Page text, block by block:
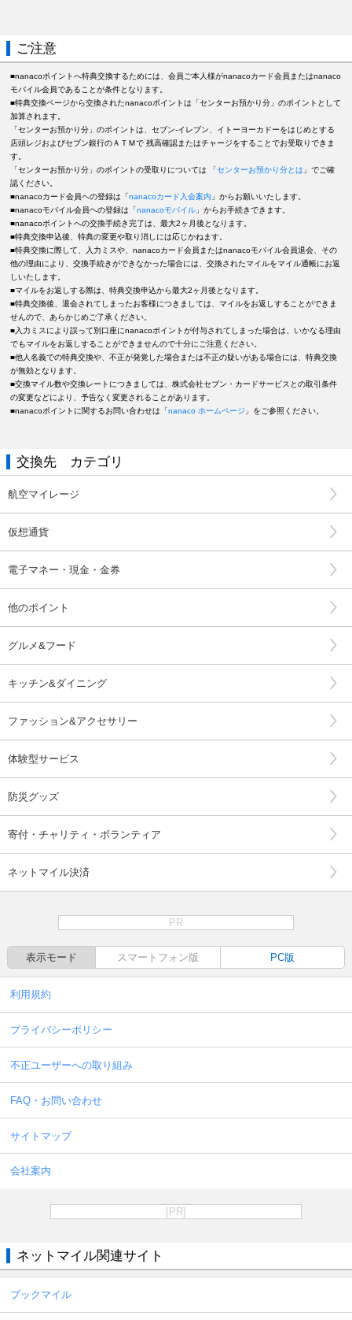
ご注意
■nanacoポイントへ特典交換するためには、会員ご本人様がnanacoカード会員またはnanaco
モバイル会員であることが条件となります。
■特典交換ページから交換されたnanacoポイントは「センターお預かり分」のポイントとして
加算されます。
「センターお預かり分」のポイントは、セブン-イレブン、イトーヨーカドーをはじめとする
店頭レジおよびセブン銀行のＡＴＭで 残高確認またはチャージをすることでお受取りできま
す。
「センターお預かり分」のポイントの受取りについては 「センターお預かり分とは 」でご確
認ください。
■nanacoカード会員ヘの登録は「nanacoカード入会案内 」からお願いいたします。
■nanacoモバイル会員ヘの登録は「nanacoモバイル 」からお手続きできます。
■nanacoポイントへの交換手続き完了は、最大2ヶ月後となります。
■特典交換申込後、特典の変更や取り消しには応じかねます。
■特典交換に際して、入力ミスや、nanacoカード会員またはnanacoモバイル会員退会、その
他の理由により、交換手続きができなかった場合には、交換されたマイルをマイル通帳にお返
しいたします。
■マイルをお返しする際は、特典交換申込から最大2ヶ月後となります。
■特典交換後、退会されてしまったお客様につきましては、マイルをお返しすることができま
せんので、あらかじめご了承ください。
■入力ミスにより誤って別口座にnanacoポイントが付与されてしまった場合は、いかなる理由
でもマイルをお返しすることができませんので十分にご注意ください。
■他人名義での特典交換や、不正が発覚した場合または不正の疑いがある場合には、特典交換
が無効となります。
■交換マイル数や交換レートにつきましては、株式会社セブン・カードサービスとの取引条件
の変更などにより、予告なく変更されることがあります。
■nanacoポイントに関するお問い合わせは「nanaco ホームページ 」をご参照ください。
交換先 カテゴリ
航空マイレージ
仮想通貨
電子マネー・現金・金券
他のポイント
グルメ&フード
キッチン&ダイニング
ファッション&アクセサリー
体験型サービス
防災グッズ
寄付・チャリティ・ボランティア
ネットマイル決済
PR
表示モード スマートフォン版 PC版
利用規約
プライバシーポリシー
不正ユーザーへの取り組み
FAQ・お問い合わせ
サイトマップ
会社案内
[PR]
ネットマイル関連サイト
ブックマイル